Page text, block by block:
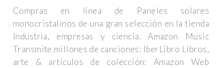
Compras en línea de Paneles solares
monocristalinos de una gran selección en la tienda
Industria, empresas y ciencia. Amazon Music
Transmite millones de canciones: IberLibro Libros,
arte & artículos de colección: Amazon Web